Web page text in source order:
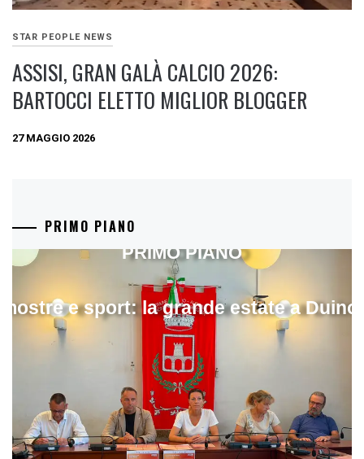
STAR PEOPLE NEWS
ASSISI, GRAN GALÀ CALCIO 2026:
BARTOCCI ELETTO MIGLIOR BLOGGER
27 MAGGIO 2026
PRIMO PIANO
e sport: la grande estate a
PRIMO PIANO